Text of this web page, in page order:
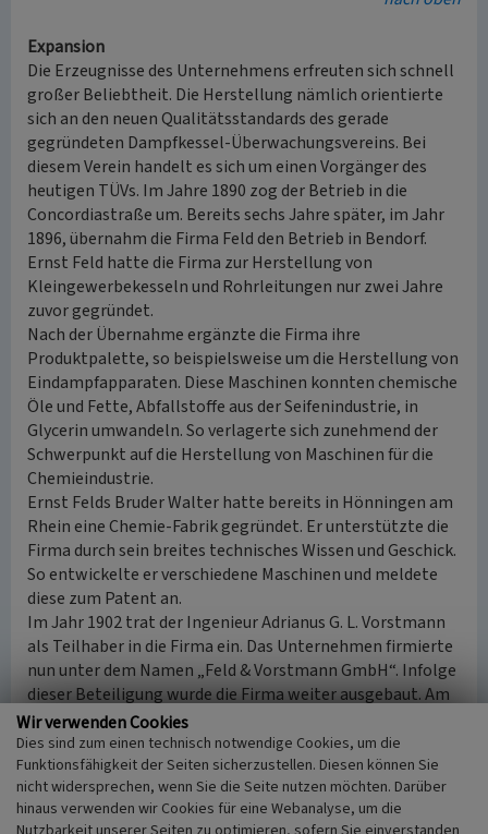
Expansion
Die Erzeugnisse des Unternehmens erfreuten sich schnell
großer Beliebtheit. Die Herstellung nämlich orientierte
sich an den neuen Qualitätsstandards des gerade
gegründeten Dampfkessel-Überwachungsvereins. Bei
diesem Verein handelt es sich um einen Vorgänger des
heutigen TÜVs. Im Jahre 1890 zog der Betrieb in die
Concordiastraße um. Bereits sechs Jahre später, im Jahr
1896, übernahm die Firma Feld den Betrieb in Bendorf.
Ernst Feld hatte die Firma zur Herstellung von
Kleingewerbekesseln und Rohrleitungen nur zwei Jahre
zuvor gegründet.
Nach der Übernahme ergänzte die Firma ihre
Produktpalette, so beispielsweise um die Herstellung von
Eindampfapparaten. Diese Maschinen konnten chemische
Öle und Fette, Abfallstoffe aus der Seifenindustrie, in
Glycerin umwandeln. So verlagerte sich zunehmend der
Schwerpunkt auf die Herstellung von Maschinen für die
Chemieindustrie.
Ernst Felds Bruder Walter hatte bereits in Hönningen am
Rhein eine Chemie-Fabrik gegründet. Er unterstützte die
Firma durch sein breites technisches Wissen und Geschick.
So entwickelte er verschiedene Maschinen und meldete
diese zum Patent an.
Im Jahr 1902 trat der Ingenieur Adrianus G. L. Vorstmann
als Teilhaber in die Firma ein. Das Unternehmen firmierte
nun unter dem Namen „Feld & Vorstmann GmbH“. Infolge
dieser Beteiligung wurde die Firma weiter ausgebaut. Am
5. November 1927 starb Adrianus Vorstmann und dessen
Sohn Fritz trat in die Geschäftsführung mit ein.
Wirtschaftskrise und Zweiter Weltkrieg
Die Weltwirtschaftskrise des Jahres 1929 brachte auch die
Wir verwenden Cookies
Dies sind zum einen technisch notwendige Cookies, um die
Funktionsfähigkeit der Seiten sicherzustellen. Diesen können Sie
nicht widersprechen, wenn Sie die Seite nutzen möchten. Darüber
hinaus verwenden wir Cookies für eine Webanalyse, um die